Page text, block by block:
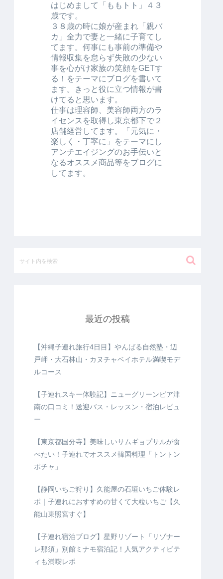
はじめまして「ももトト」４３
歳です。
３８歳の時に娘が産まれ「親バ
カ」全力で妻と一緒に子育てし
てます。何事にも事前の準備や
情報収集を怠らず失敗の少ない
事を心がけ家族の笑顔をGETす
る！をテーマにブログを書いて
ます。きっと役に立つ情報が書
けてると思います。
仕事は理容師、美容師両方のラ
イセンスを取得し東京都下で２
店舗経営してます。「元気に・
楽しく・丁寧に」をテーマにし
アンチエイジングのお手伝いと
なるオススメ商品等をブログに
してます。
最近の投稿
【沖縄子連れ旅行4日目】やんばる自然塾・辺
戸岬・大石林山・カヌチャベイホテル満喫モデ
ルコース
【子連れスキー体験記】ニューグリーンピア津
南の口コミ！送迎バス・レッスン・宿泊レビュ
ー
【東京都国分寺】美味しいサムギョプサルが食
べたい！子連れでオススメ韓国料理「トントン
ポチャ」
【静岡いちご狩り】久能屋の石垣いちご体験レ
ポ｜子連れにおすすめの甘くて大粒いちご【久
能山東照宮すぐ】
【子連れ宿泊ブログ】星野リゾート「リゾナー
レ那須」別館ミナモ宿泊記！人気アクティビテ
ィも満喫レポ